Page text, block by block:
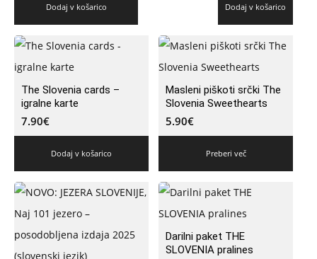
Dodaj v košarico Dodaj v košarico
The Slovenia cards –
igralne karte
7.90€
Dodaj v košarico
Masleni piškoti srčki The
Slovenia Sweethearts
5.90€
Preberi več
Darilni paket THE
SLOVENIA pralines